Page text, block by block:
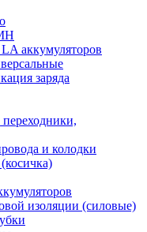
аккумуляторов
заряда
и колодки
изоляции (силовые)